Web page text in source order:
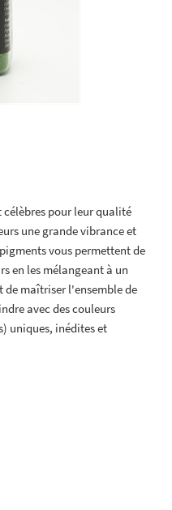
célèbres pour leur qualité
une grande vibrance et
vous permettent de
en les mélangeant à un
maîtriser l'ensemble de
avec des couleurs
uniques, inédites et